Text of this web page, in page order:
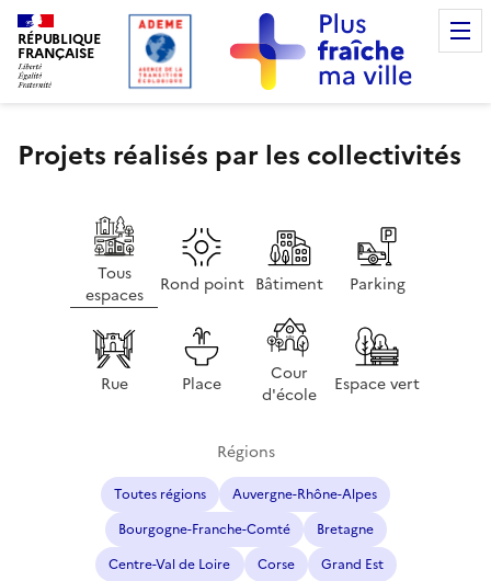
RÉPUBLIQUE
FRANÇAISE
Projets réalisés par les collectivités
Tous
espaces
Rond point Bâtiment Parking
Rue Place
Cour
d'école
Espace vert
Régions
Toutes régions
Auvergne-Rhône-Alpes
Bourgogne-Franche-Comté
Bretagne
Centre-Val de Loire
Corse
Grand Est